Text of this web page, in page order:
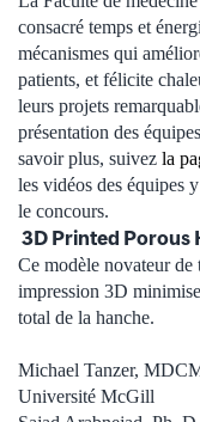
consacré temps et
mécanismes qui
patients, et félicite
leurs projets
présentation des
savoir plus, suivez la
les vidéos des équipes
le concours.
3D Printed Porous
Ce modèle novateur de
impression 3D
total de la hanche.
Michael Tanzer,
Université McGill